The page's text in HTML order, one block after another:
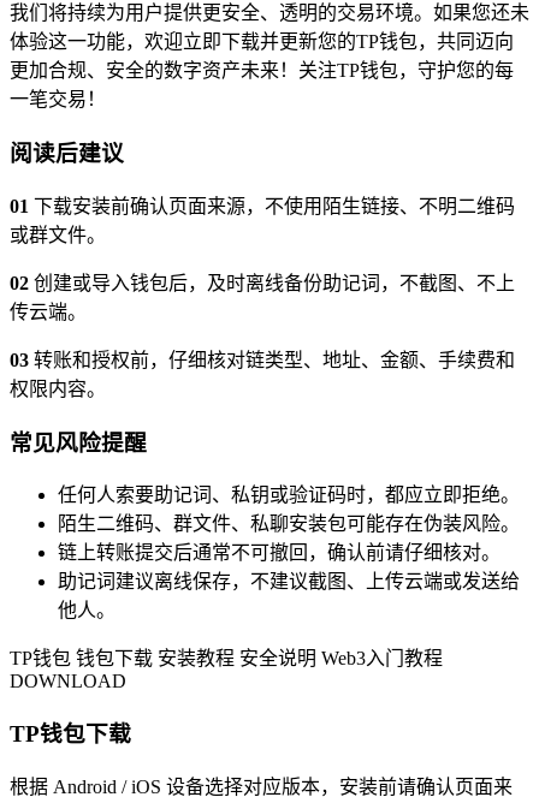
我们将持续为用户提供更安全、透明的交易环境。如果您还未
体验这一功能，欢迎立即下载并更新您的TP钱包，共同迈向
更加合规、安全的数字资产未来！关注TP钱包，守护您的每
一笔交易！
阅读后建议
01 下载安装前确认页面来源，不使用陌生链接、不明二维码
或群文件。
02 创建或导入钱包后，及时离线备份助记词，不截图、不上
传云端。
03 转账和授权前，仔细核对链类型、地址、金额、手续费和
权限内容。
常见风险提醒
任何人索要助记词、私钥或验证码时，都应立即拒绝。
陌生二维码、群文件、私聊安装包可能存在伪装风险。
链上转账提交后通常不可撤回，确认前请仔细核对。
助记词建议离线保存，不建议截图、上传云端或发送给
他人。
TP钱包 钱包下载 安装教程 安全说明 Web3入门教程
DOWNLOAD
TP钱包下载
根据 Android / iOS 设备选择对应版本，安装前请确认页面来